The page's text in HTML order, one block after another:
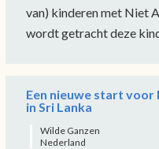
van) kinderen met Niet
wordt getracht deze
Een nieuwe start voor
in Sri Lanka
Wilde Ganzen
Nederland